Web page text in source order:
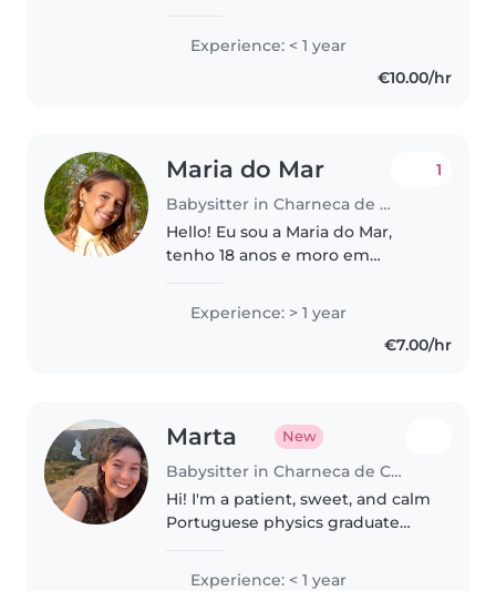
e 8 meses. Gosto imenso de
crianças, sou responsável,
amigável, carinhosa, adoro
Experience: < 1 year
€10.00/hr
Maria do Mar
Babysitter in Charneca de Caparica
1
Hello! Eu sou a Maria do Mar,
tenho 18 anos e moro em
com crianças advém do facto de
eu ter um irmão mais novo que
eu 8 anos, ter muitos primos
Experience: > 1 year
€7.00/hr
Marta New
Babysitter in Charneca de Caparica
Hi! I'm a patient, sweet, and calm
Portuguese physics graduate
of all ages. I adore music and
Experience: < 1 year